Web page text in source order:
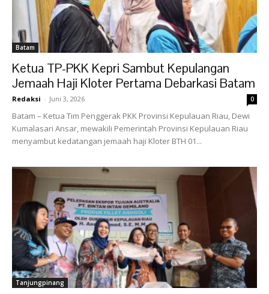
Batam
Ketua TP-PKK Kepri Sambut Kepulangan
Jemaah Haji Kloter Pertama Debarkasi Batam
Redaksi - Juni 3, 2026 0
Batam – Ketua Tim Penggerak PKK Provinsi Kepulauan Riau, Dewi
Kumalasari Ansar, mewakili Pemerintah Provinsi Kepulauan Riau
menyambut kedatangan jemaah haji Kloter BTH 01...
Tanjungpinang